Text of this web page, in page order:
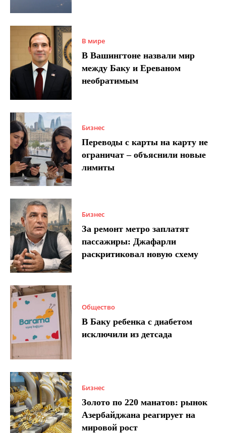
В мире
В Вашингтоне назвали мир
между Баку и Ереваном
необратимым
Бизнес
Переводы с карты на карту не
ограничат – объяснили новые
лимиты
Бизнес
За ремонт метро заплатят
пассажиры: Джафарли
раскритиковал новую схему
Общество
В Баку ребенка с диабетом
исключили из детсада
Бизнес
Золото по 220 манатов: рынок
Азербайджана реагирует на
мировой рост